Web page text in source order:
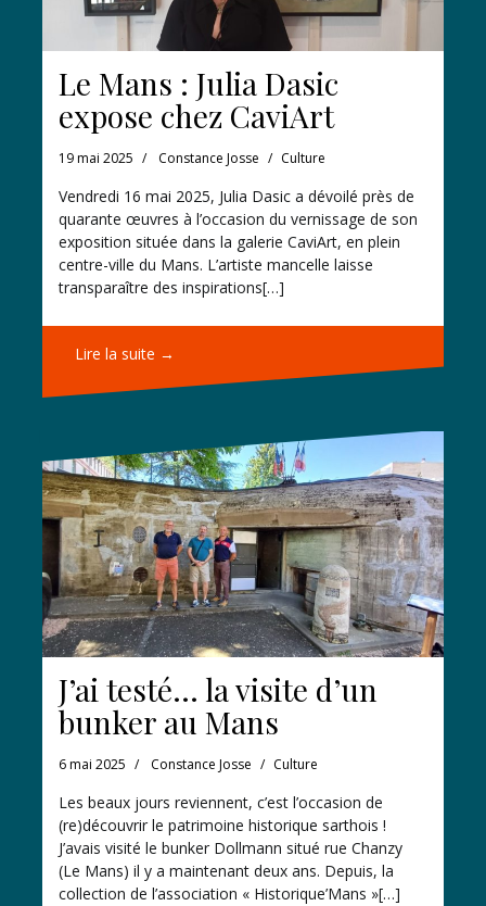
Le Mans : Julia Dasic
expose chez CaviArt
19 mai 2025 Constance Josse Culture
Vendredi 16 mai 2025, Julia Dasic a dévoilé près de
quarante œuvres à l’occasion du vernissage de son
exposition située dans la galerie CaviArt, en plein
centre-ville du Mans. L’artiste mancelle laisse
transparaître des inspirations[…]
Lire la suite →
J’ai testé… la visite d’un
bunker au Mans
6 mai 2025 Constance Josse Culture
Les beaux jours reviennent, c’est l’occasion de
(re)découvrir le patrimoine historique sarthois !
J’avais visité le bunker Dollmann situé rue Chanzy
(Le Mans) il y a maintenant deux ans. Depuis, la
collection de l’association « Historique’Mans »[…]